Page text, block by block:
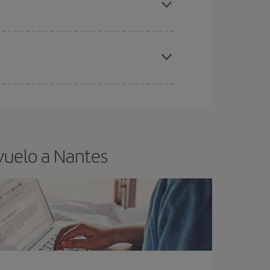
a Nantes